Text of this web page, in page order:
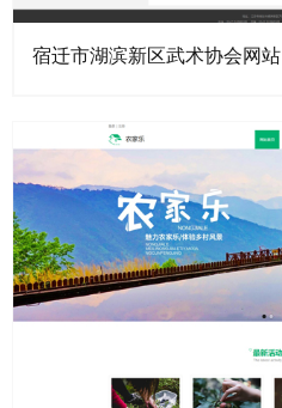
宿迁市湖滨新区武术协会网站